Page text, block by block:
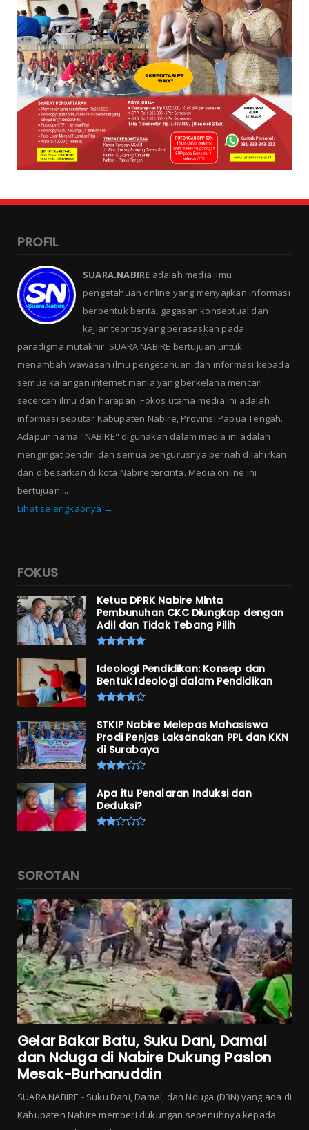
PROFIL
SUARA.NABIRE adalah media ilmu
pengetahuan online yang menyajikan informasi
berbentuk berita, gagasan konseptual dan
kajian teoritis yang berasaskan pada
paradigma mutakhir. SUARA.NABIRE bertujuan untuk
menambah wawasan ilmu pengetahuan dan informasi kepada
semua kalangan internet mania yang berkelana mencari
secercah ilmu dan harapan. Fokos utama media ini adalah
informasi seputar Kabupaten Nabire, Provinsi Papua Tengah.
Adapun nama "NABIRE" digunakan dalam media ini adalah
mengingat pendiri dan semua pengurusnya pernah dilahirkan
dan dibesarkan di kota Nabire tercinta. Media online ini
bertujuan ....
Lihat selengkapnya →
FOKUS
Ketua DPRK Nabire Minta
Pembunuhan CKC Diungkap dengan
Adil dan Tidak Tebang Pilih
Ideologi Pendidikan: Konsep dan
Bentuk Ideologi dalam Pendidikan
STKIP Nabire Melepas Mahasiswa
Prodi Penjas Laksanakan PPL dan KKN
di Surabaya
Apa itu Penalaran Induksi dan
Deduksi?
SOROTAN
Gelar Bakar Batu, Suku Dani, Damal
dan Nduga di Nabire Dukung Paslon
Mesak-Burhanuddin
SUARA.NABIRE - Suku Dani, Damal, dan Nduga (D3N) yang ada di
Kabupaten Nabire memberi dukungan sepenuhnya kepada